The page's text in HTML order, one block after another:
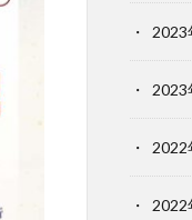
2023
2023
2022
2022